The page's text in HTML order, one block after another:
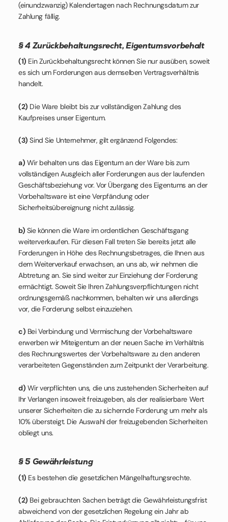
(einundzwanzig) Kalendertagen nach Rechnungsdatum zur
Zahlung fällig.
§ 4 Zurückbehaltungsrecht, Eigentumsvorbehalt
(1) Ein Zurückbehaltungsrecht können Sie nur ausüben, soweit
es sich um Forderungen aus demselben Vertragsverhältnis
handelt.
(2) Die Ware bleibt bis zur vollständigen Zahlung des
Kaufpreises unser Eigentum.
(3) Sind Sie Unternehmer, gilt ergänzend Folgendes:
a) Wir behalten uns das Eigentum an der Ware bis zum
vollständigen Ausgleich aller Forderungen aus der laufenden
Geschäftsbeziehung vor. Vor Übergang des Eigentums an der
Vorbehaltsware ist eine Verpfändung oder
Sicherheitsübereignung nicht zulässig.
b) Sie können die Ware im ordentlichen Geschäftsgang
weiterverkaufen. Für diesen Fall treten Sie bereits jetzt alle
Forderungen in Höhe des Rechnungsbetrages, die Ihnen aus
dem Weiterverkauf erwachsen, an uns ab, wir nehmen die
Abtretung an. Sie sind weiter zur Einziehung der Forderung
ermächtigt. Soweit Sie Ihren Zahlungsverpflichtungen nicht
ordnungsgemäß nachkommen, behalten wir uns allerdings
vor, die Forderung selbst einzuziehen.
c) Bei Verbindung und Vermischung der Vorbehaltsware
erwerben wir Miteigentum an der neuen Sache im Verhältnis
des Rechnungswertes der Vorbehaltsware zu den anderen
verarbeiteten Gegenständen zum Zeitpunkt der Verarbeitung.
d) Wir verpflichten uns, die uns zustehenden Sicherheiten auf
Ihr Verlangen insoweit freizugeben, als der realisierbare Wert
unserer Sicherheiten die zu sichernde Forderung um mehr als
10% übersteigt. Die Auswahl der freizugebenden Sicherheiten
obliegt uns.
§ 5 Gewährleistung
(1) Es bestehen die gesetzlichen Mängelhaftungsrechte.
(2) Bei gebrauchten Sachen beträgt die Gewährleistungsfrist
abweichend von der gesetzlichen Regelung ein Jahr ab